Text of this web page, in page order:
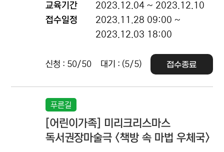
교육기간
2023.12.04 ~ 2023.12.10
접수일정
2023.11.28 09:00 ~
2023.12.03 18:00
신청 : 50/50 대기 : (5/5) 접수종료
푸른길
[어린이가족] 미리크리스마스
독서권장마술극 <책방 속 마법 우체국>